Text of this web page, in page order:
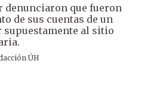
denunciaron que fueron
de sus cuentas de un
supuestamente al sitio
ÚH